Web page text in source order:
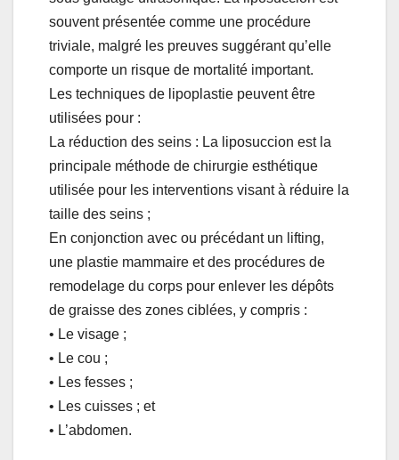
souvent présentée comme une procédure
triviale, malgré les preuves suggérant qu’elle
comporte un risque de mortalité important.
Les techniques de lipoplastie peuvent être
utilisées pour :
La réduction des seins : La liposuccion est la
principale méthode de chirurgie esthétique
utilisée pour les interventions visant à réduire la
taille des seins ;
En conjonction avec ou précédant un lifting,
une plastie mammaire et des procédures de
remodelage du corps pour enlever les dépôts
de graisse des zones ciblées, y compris :
• Le visage ;
• Le cou ;
• Les fesses ;
• Les cuisses ; et
• L’abdomen.